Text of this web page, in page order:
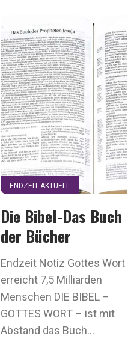
ENDZEIT AKTUELL
Die Bibel-Das Buch
der Bücher
Endzeit Notiz Gottes Wort
erreicht 7,5 Milliarden
Menschen DIE BIBEL –
GOTTES WORT – ist mit
Abstand das Buch...